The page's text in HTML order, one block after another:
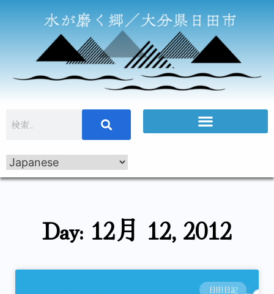
Day: 12月 12, 2012
日田日記